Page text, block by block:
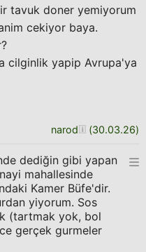
tavuk doner yemiyorum
cekiyor baya.
cilginlik yapip Avrupa'ya
narod (30.03.26)
dediğin gibi yapan
mahallesinde
Kamer Büfe'dir.
yiyorum. Sos
(tartmak yok, bol
gerçek gurmeler